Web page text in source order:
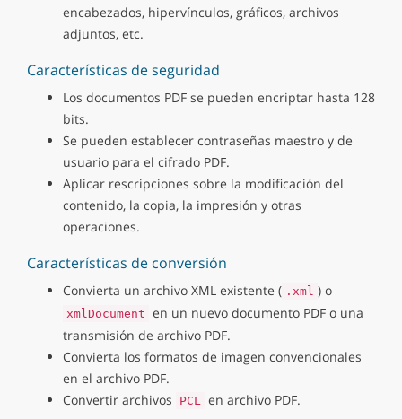
encabezados, hipervínculos, gráficos, archivos
adjuntos, etc.
Características de seguridad
Los documentos PDF se pueden encriptar hasta 128
bits.
Se pueden establecer contraseñas maestro y de
usuario para el cifrado PDF.
Aplicar rescripciones sobre la modificación del
contenido, la copia, la impresión y otras
operaciones.
Características de conversión
Convierta un archivo XML existente ( .xml ) o
xmlDocument en un nuevo documento PDF o una
transmisión de archivo PDF.
Convierta los formatos de imagen convencionales
en el archivo PDF.
Convertir archivos
PCL
en archivo PDF.